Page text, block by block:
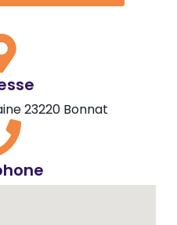
23220 Bonnat